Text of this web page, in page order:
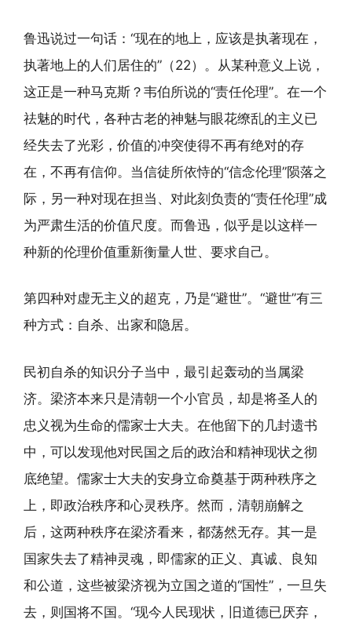
鲁迅说过一句话：“现在的地上，应该是执著现在，
执著地上的人们居住的”（22）。从某种意义上说，
这正是一种马克斯？韦伯所说的“责任伦理”。在一个
祛魅的时代，各种古老的神魅与眼花缭乱的主义已
经失去了光彩，价值的冲突使得不再有绝对的存
在，不再有信仰。当信徒所依恃的“信念伦理”陨落之
际，另一种对现在担当、对此刻负责的“责任伦理”成
为严肃生活的价值尺度。而鲁迅，似乎是以这样一
种新的伦理价值重新衡量人世、要求自己。
第四种对虚无主义的超克，乃是“避世”。“避世”有三
种方式：自杀、出家和隐居。
民初自杀的知识分子当中，最引起轰动的当属梁
济。梁济本来只是清朝一个小官员，却是将圣人的
忠义视为生命的儒家士大夫。在他留下的几封遗书
中，可以发现他对民国之后的政治和精神现状之彻
底绝望。儒家士大夫的安身立命奠基于两种秩序之
上，即政治秩序和心灵秩序。然而，清朝崩解之
后，这两种秩序在梁济看来，都荡然无存。其一是
国家失去了精神灵魂，即儒家的正义、真诚、良知
和公道，这些被梁济视为立国之道的“国性”，一旦失
去，则国将不国。“现今人民现状，旧道德已厌弃，